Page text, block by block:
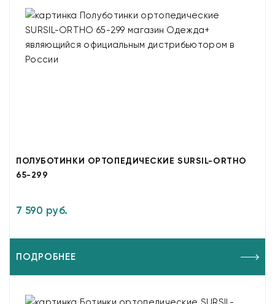
ПОЛУБОТИНКИ ОРТОПЕДИЧЕСКИЕ SURSIL-ORTHO
65-299
7 590 руб.
ПОДРОБНЕЕ